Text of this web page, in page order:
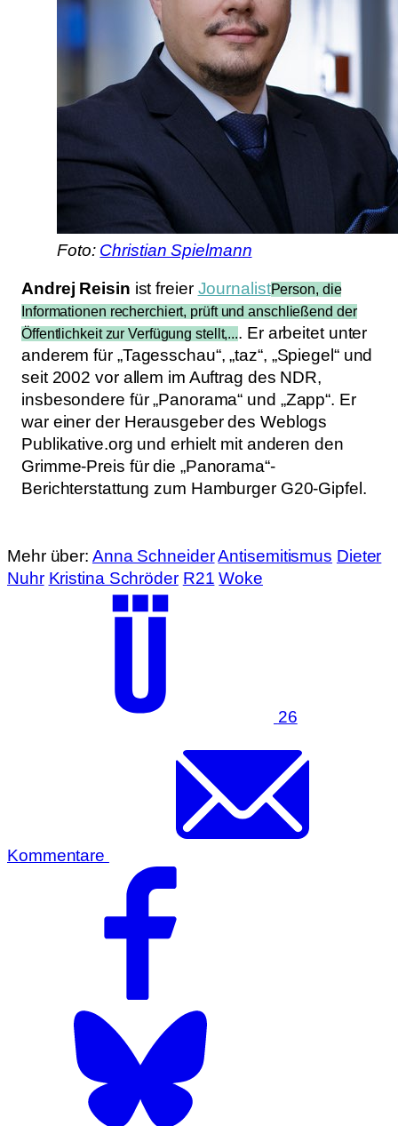
Foto: Christian Spielmann
Andrej Reisin ist freier JournalistPerson, die
Informationen recherchiert, prüft und anschließend der
Öffentlichkeit zur Verfügung stellt,.... Er arbeitet unter
anderem für „Tagesschau“, „taz“, „Spiegel“ und
seit 2002 vor allem im Auftrag des NDR,
insbesondere für „Panorama“ und „Zapp“. Er
war einer der Herausgeber des Weblogs
Publikative.org und erhielt mit anderen den
Grimme-Preis für die „Panorama“-
Berichterstattung zum Hamburger G20-Gipfel.
Mehr über: Anna SchneiderAntisemitismus Dieter
Nuhr Kristina Schröder R21 Woke
26
Kommentare